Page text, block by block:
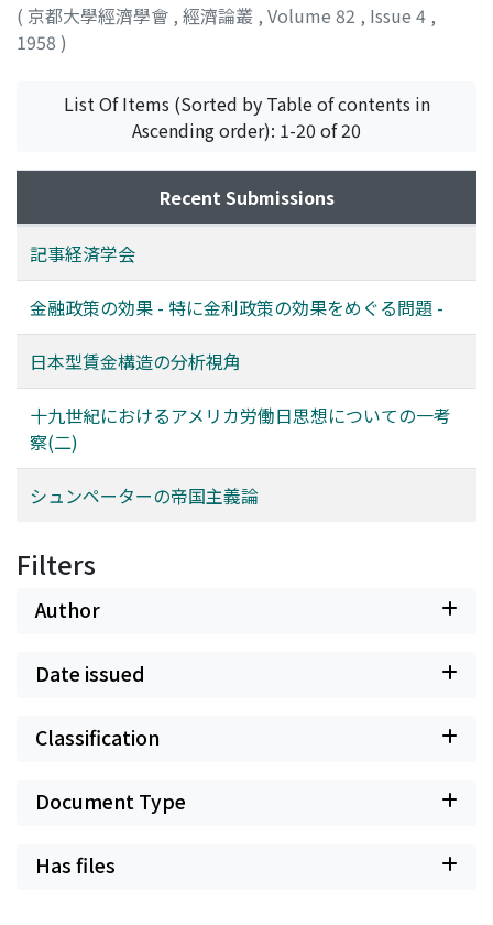
( 京都大學經濟學會 , 經濟論叢 , Volume 82 , Issue 4 ,
1958 )
List Of Items (Sorted by Table of contents in
Ascending order): 1-20 of 20
Recent Submissions
記事経済学会
金融政策の効果 - 特に金利政策の効果をめぐる問題 -
日本型賃金構造の分析視角
十九世紀におけるアメリカ労働日思想についての一考
察(二)
シュンペーターの帝国主義論
Filters
Author
Date issued
Classification
Document Type
Has files